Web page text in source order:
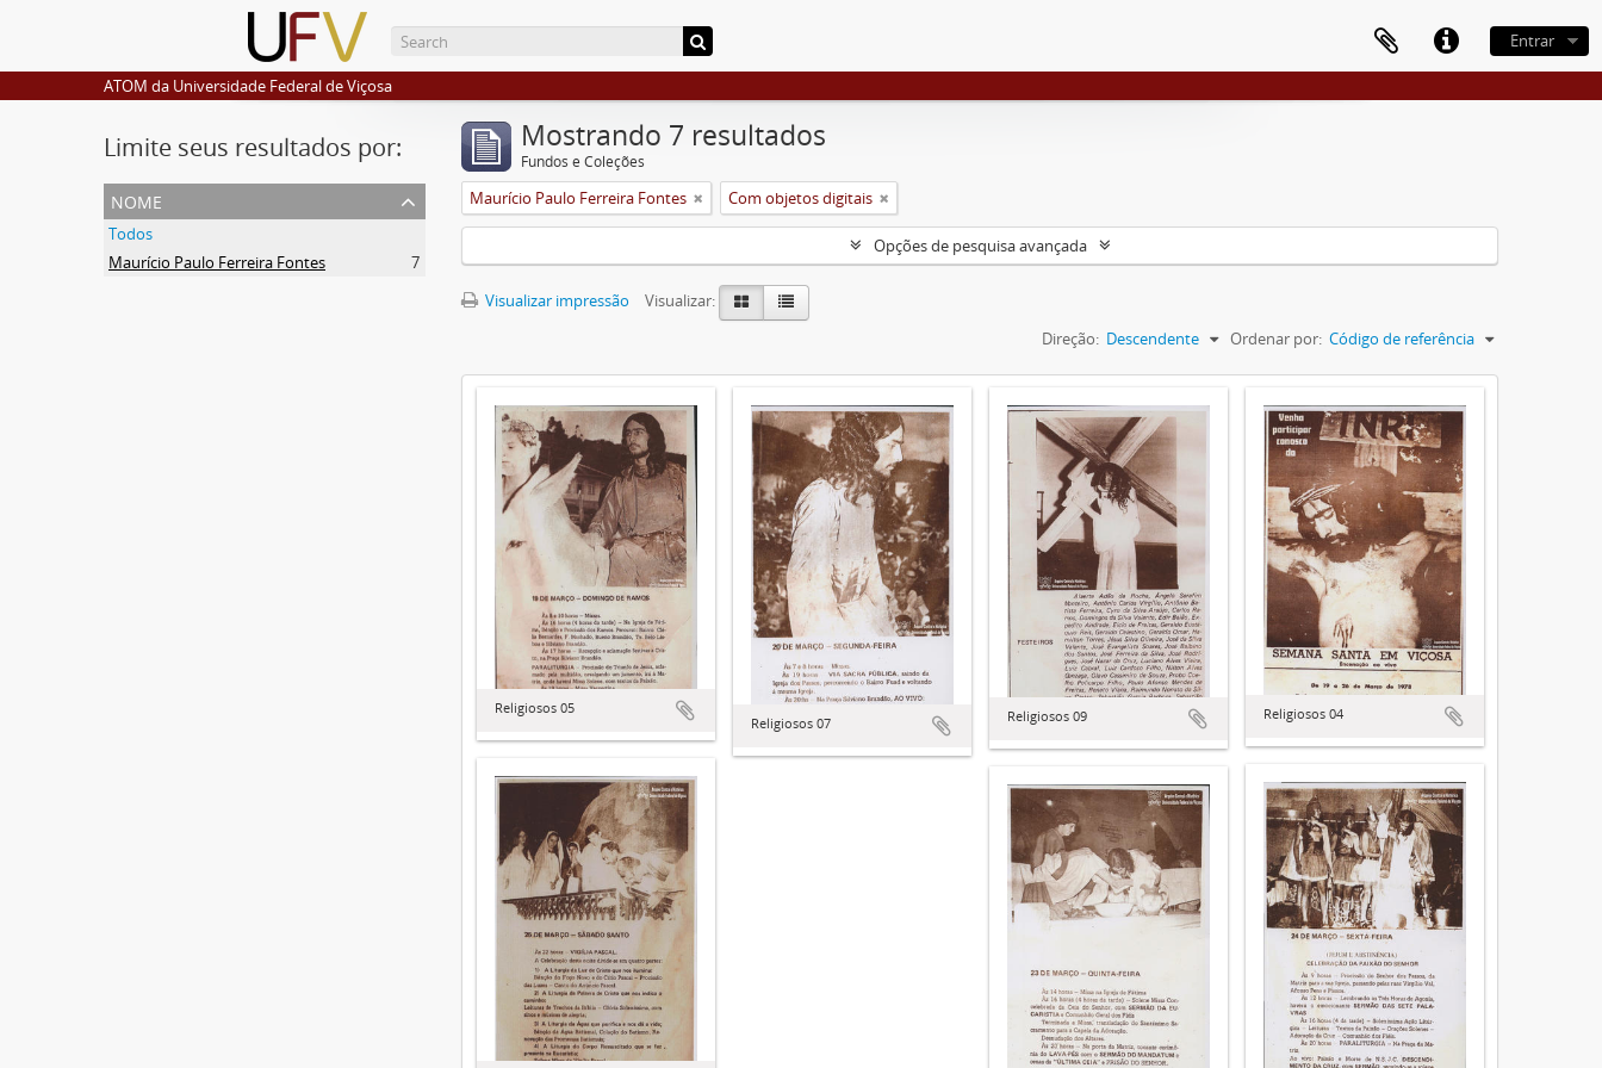
Entrar
ATOM da Universidade Federal de Viçosa
Limite seus resultados por:
nome
Todos
Maurício Paulo Ferreira Fontes
7
Mostrando 7 resultados
Fundos e Coleções
Maurício Paulo Ferreira Fontes Com objetos digitais
Opções de pesquisa avançada
Visualizar impressão
Visualizar:
Ordenar por: Código de referência
Direção: Descendente
Religiosos 05
Religiosos 07
Religiosos 09 Religiosos 04